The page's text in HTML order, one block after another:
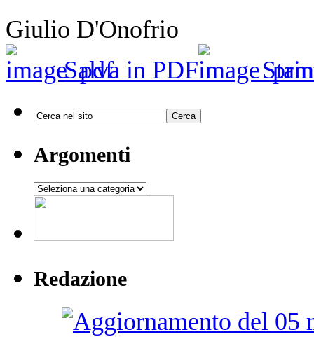
Giulio D'Onofrio
Salva in PDF
Argomenti
Argomenti
Redazione